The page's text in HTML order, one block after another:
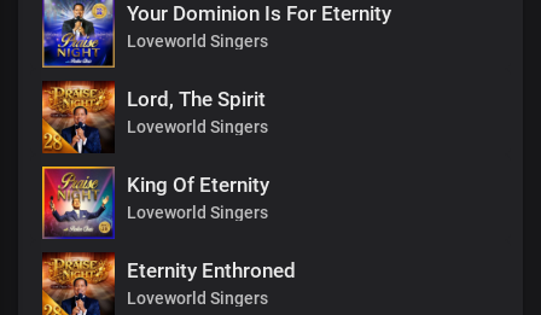
Your Dominion Is For Eternity
Loveworld Singers
Lord, The Spirit
Loveworld Singers
King Of Eternity
Loveworld Singers
Eternity Enthroned
Loveworld Singers